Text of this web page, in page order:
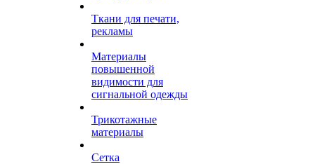
Ткани для печати,
рекламы
Материалы
повышенной
видимости для
сигнальной одежды
Трикотажные
материалы
Сетка